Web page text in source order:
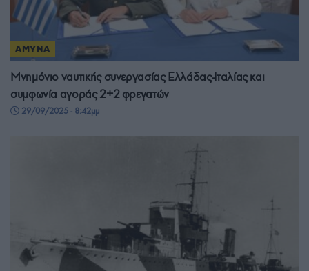
ΑΜΥΝΑ
Μνημόνιο ναυτικής συνεργασίας Ελλάδας-Ιταλίας και
συμφωνία αγοράς 2+2 φρεγατών
29/09/2025 - 8:42μμ